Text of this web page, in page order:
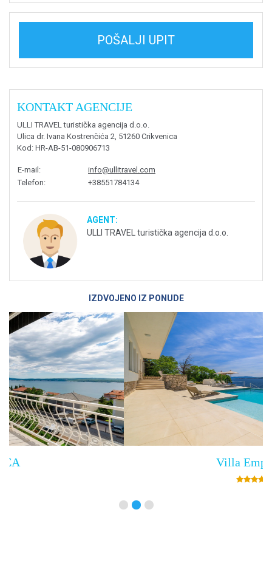
POŠALJI UPIT
KONTAKT AGENCIJE
ULLI TRAVEL turistička agencija d.o.o.
Ulica dr. Ivana Kostrenčića 2, 51260 Crikvenica
Kod : HR-AB-51-080906713
E-mail :
info@ullitravel.com
Telefon: +38551784134
AGENT:
ULLI TRAVEL turistička agencija d.o.o.
IZDVOJENO IZ PONUDE